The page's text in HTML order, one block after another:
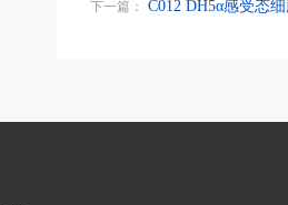
下一篇： C012 DH5α感受态